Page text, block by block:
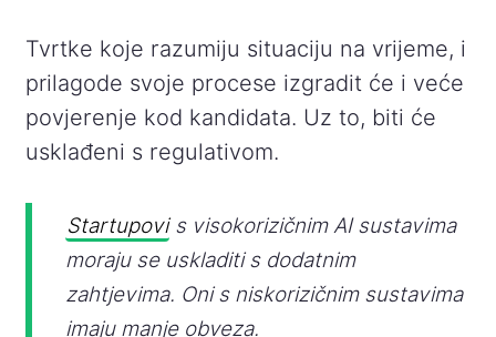
Tvrtke koje razumiju situaciju na vrijeme, i
prilagode svoje procese izgradit će i veće
povjerenje kod kandidata. Uz to, biti će
usklađeni s regulativom.
Startupovis visokorizičnim AI sustavima
moraju se uskladiti s dodatnim
zahtjevima. Oni s niskorizičnim sustavima
imaju manje obveza.